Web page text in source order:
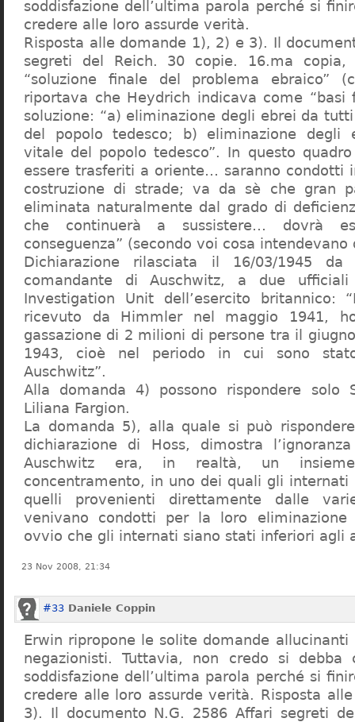
soddisfazione dell’ultima parola perché si
credere alle loro assurde verità.
Risposta alle domande 1), 2) e 3). Il
segreti del Reich. 30 copie. 16.ma copia,
“soluzione finale del problema ebraico”
riportava che Heydrich indicava come “basi
soluzione: “a) eliminazione degli ebrei da
del popolo tedesco; b) eliminazione degli
vitale del popolo tedesco”. In questo
essere trasferiti a oriente… saranno condotti
costruzione di strade; va da sè che gran
eliminata naturalmente dal grado di
che continuerà a sussistere… dovrà
conseguenza” (secondo voi cosa intendevano
Dichiarazione rilasciata il 16/03/1945
comandante di Auschwitz, a due
Investigation Unit dell’esercito britannico:
ricevuto da Himmler nel maggio 1941,
gassazione di 2 milioni di persone tra il
1943, cioè nel periodo in cui sono
Auschwitz”.
Alla domanda 4) possono rispondere solo
Liliana Fargion.
La domanda 5), alla quale si può
dichiarazione di Hoss, dimostra
Auschwitz era, in realtà, un
concentramento, in uno dei quali gli
quelli provenienti direttamente dalle
venivano condotti per la loro eliminazione
ovvio che gli internati siano stati inferiori agli
23 Nov 2008, 21:34
#33 Daniele Coppin
Erwin ripropone le solite domande
negazionisti. Tuttavia, non credo si debba
soddisfazione dell’ultima parola perché si
credere alle loro assurde verità. Risposta
3). Il documento N.G. 2586 Affari segreti